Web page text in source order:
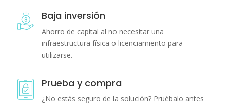
Baja inversión
Ahorro de capital al no necesitar una
infraestructura física o licenciamiento para
utilizarse.
Prueba y compra
¿No estás seguro de la solución? Pruébalo antes